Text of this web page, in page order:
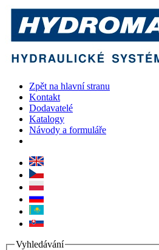
Zpět na hlavní stranu
Kontakt
Dodavatelé
Katalogy
Návody a formuláře
Vyhledávání